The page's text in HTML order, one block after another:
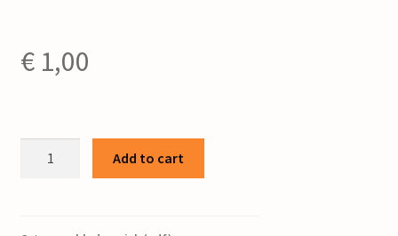
€1,00
Add to cart